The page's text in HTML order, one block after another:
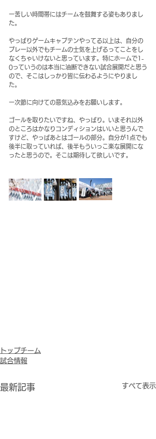
ー苦しい時間帯にはチームを鼓舞する姿もありまし
た。
やっぱりゲームキャプテンやってる以上は、自分の
プレー以外でもチームの士気を上げるってことをし
なくちゃいけないと思っています。特にホームで1-
0っていうのは本当に油断できない試合展開だと思う
ので、そこはしっかり皆に伝わるようにやりまし
た。
ー次節に向けての意気込みをお願いします。
ゴールを取りたいですね、やっぱり。いまそれ以外
のところはかなりコンディションはいいと思うんで
すけど、やっぱあとはゴールの部分。自分が1点でも
後半に取っていれば、後半もういっこ楽な展開にな
ったと思うので。そこは期待して欲しいです。
トップチーム
試合情報
最新記事 すべて表示